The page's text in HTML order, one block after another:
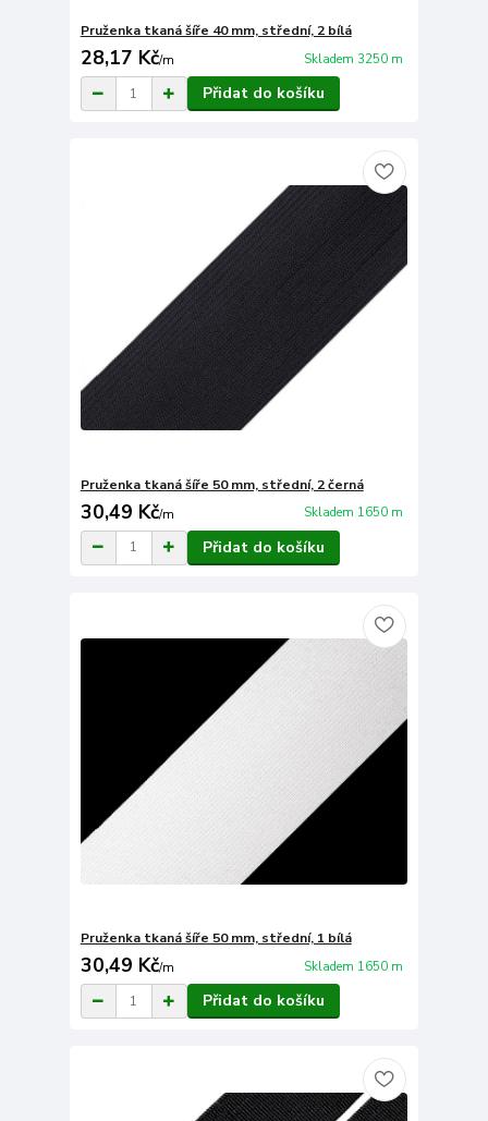
Pruženka tkaná šíře 40 mm, střední, 2 bílá
28,17 Kč/m Skladem 3250 m
Přidat do košíku
Pruženka tkaná šíře 50 mm, střední, 2 černá
30,49 Kč/m Skladem 1650 m
Přidat do košíku
Pruženka tkaná šíře 50 mm, střední, 1 bílá
30,49 Kč/m Skladem 1650 m
Přidat do košíku